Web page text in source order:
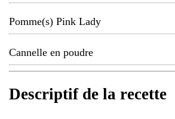
Pomme(s) Pink Lady
Cannelle en poudre
Descriptif de la recette